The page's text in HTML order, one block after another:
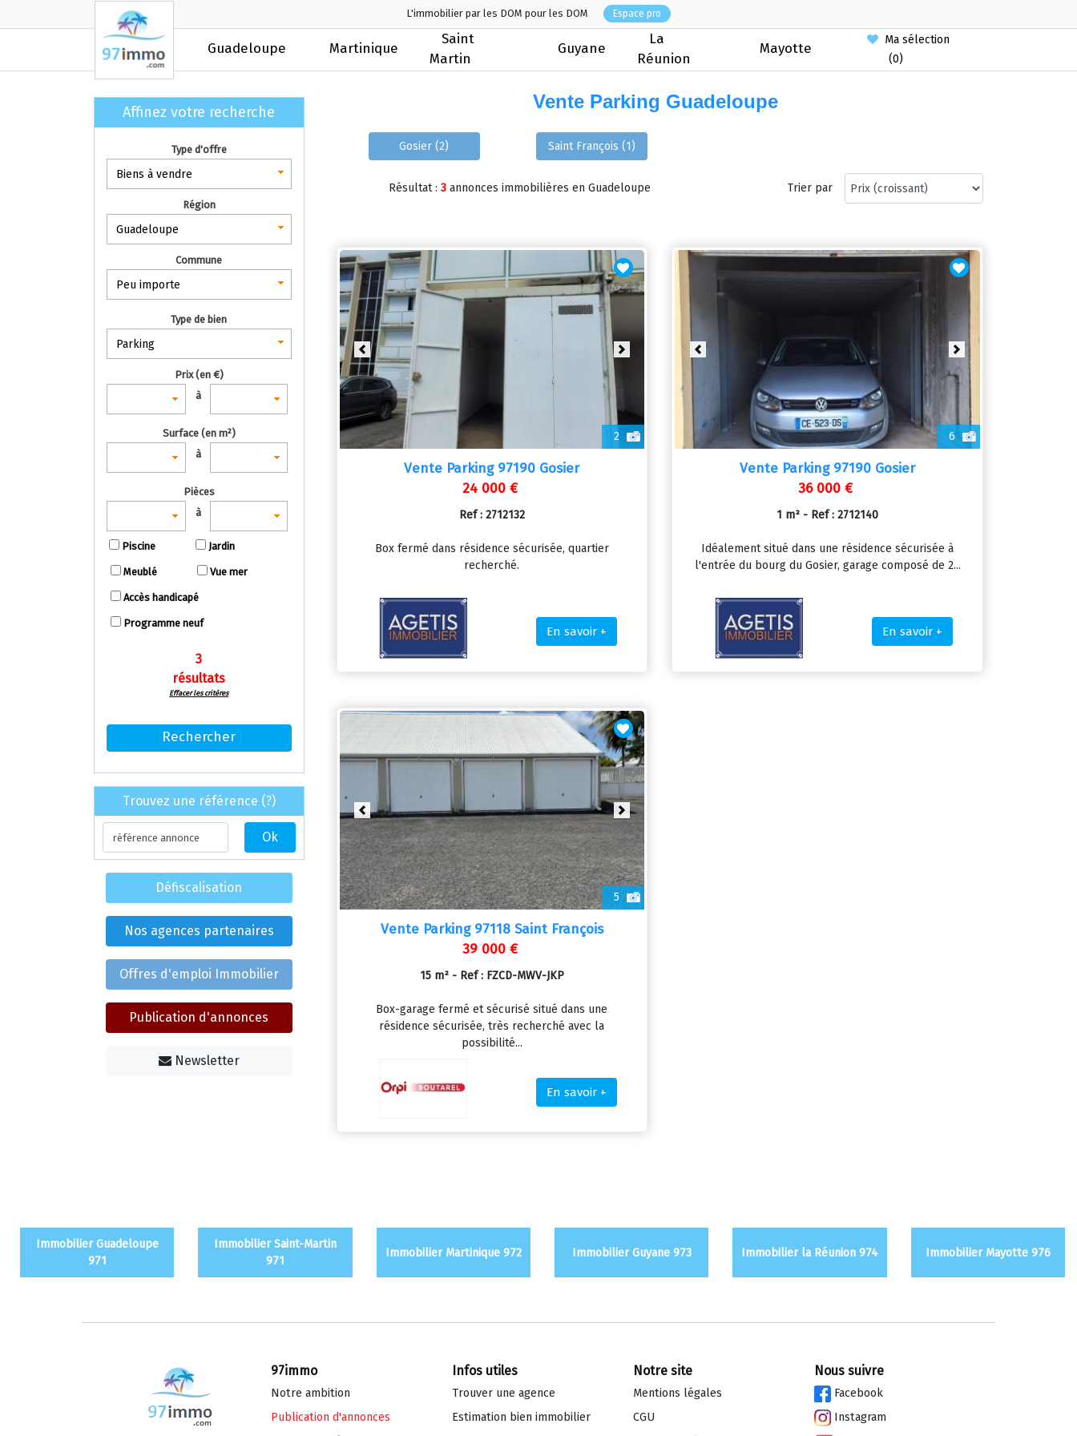
L'immobilier par les DOM pour les DOM Espace pro
Guadeloupe Martinique
Saint
Martin
Guyane
La
Réunion
Mayotte
Ma sélection
(0)
Affinez votre recherche
Type d'offre
Biens à vendre
Région
Guadeloupe
Commune
Peu importe
Type de bien
Parking
Prix (en €)
à
Surface (en m²)
à
Pièces
à
Piscine Jardin
Meublé Vue mer
Accès handicapé
Programme neuf
3
résultats
Effacer les critères
Trouvez une référence (?)
Défiscalisation
Nos agences partenaires
Offres d'emploi Immobilier
Publication d'annonces
Newsletter
Vente Parking Guadeloupe
Gosier (2) Saint François (1)
Résultat :3annonces immobilières en Guadeloupe Trier par
2
Previous Next
Vente Parking 97190 Gosier
24 000 €
Ref : 2712132
Box fermé dans résidence sécurisée, quartier
recherché.
En savoir +
6
Previous Next
Vente Parking 97190 Gosier
36 000 €
1 m² - Ref : 2712140
Idéalement situé dans une résidence sécurisée à
l'entrée du bourg du Gosier, garage composé de 2...
En savoir +
5
Previous Next
Vente Parking 97118 Saint François
39 000 €
15 m² - Ref : FZCD-MWV-JKP
Box-garage fermé et sécurisé situé dans une
résidence sécurisée, très recherché avec la
possibilité...
En savoir +
Immobilier Guadeloupe
971
Immobilier Saint-Martin
971
Immobilier Martinique 972 Immobilier Guyane 973 Immobilier la Réunion 974 Immobilier Mayotte 976
97immo
Notre ambition
Publication d'annonces
Infos utiles
Trouver une agence
Estimation bien immo bilier
Notre site
Mentions légales
CGU
Nous suivre
Facebook
Instagram